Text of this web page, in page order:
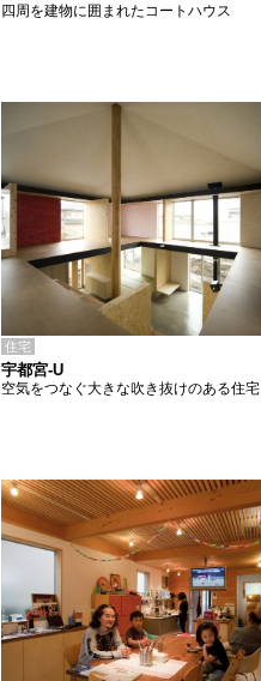
四周を建物に囲まれたコートハウス
住宅
宇都宮-U
空気をつなぐ大きな吹き抜けのある住宅